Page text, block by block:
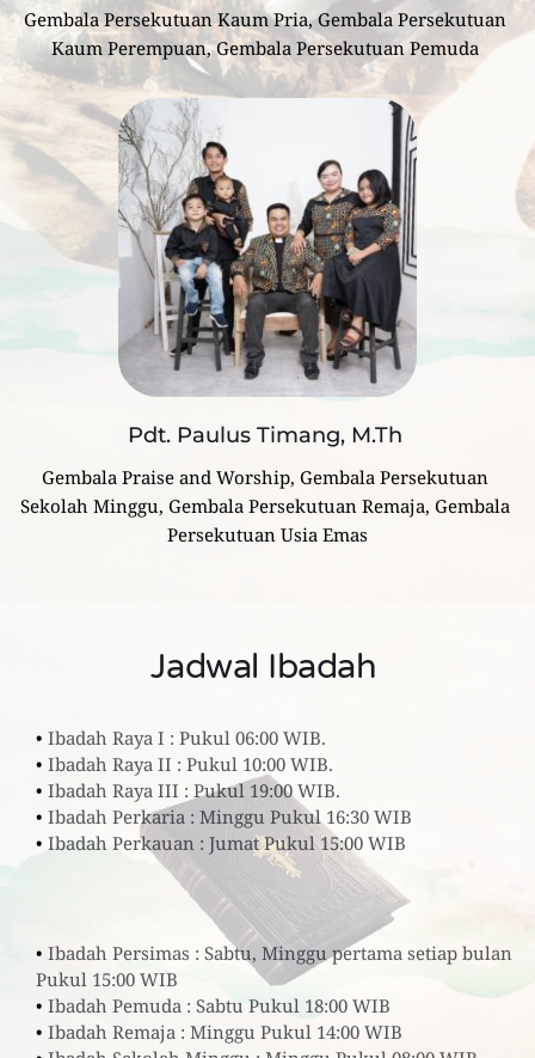
Gembala Persekutuan Kaum Pria, Gembala Persekutuan
Kaum Perempuan, Gembala Persekutuan Pemuda
Pdt. Paulus Timang, M.Th
Gembala Praise and Worship, Gembala Persekutuan
Sekolah Minggu, Gembala Persekutuan Remaja, Gembala
Persekutuan Usia Emas
Jadwal Ibadah
Ibadah Raya I : Pukul 06:00 WIB.
Ibadah Raya II : Pukul 10:00 WIB.
Ibadah Raya III : Pukul 19:00 WIB.
Ibadah Perkaria : Minggu Pukul 16:30 WIB
Ibadah Perkauan : Jumat Pukul 15:00 WIB
Ibadah Persimas : Sabtu, Minggu pertama setiap bulan
Pukul 15:00 WIB
Ibadah Pemuda : Sabtu Pukul 18:00 WIB
Ibadah Remaja : Minggu Pukul 14:00 WIB